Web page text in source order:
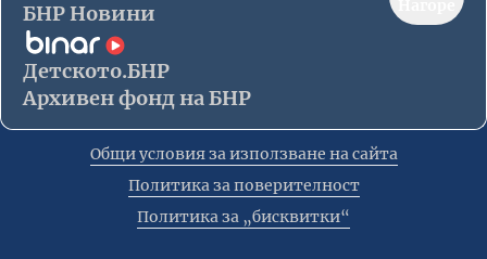
БНР Новини
Детското.БНР
Архивен фонд на БНР
Общи условия за използване на сайта
Политика за поверителност
Политика за „бисквитки“